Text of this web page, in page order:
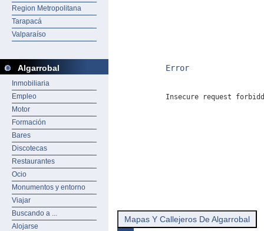
Region Metropolitana
Tarapacá
Valparaíso
Algarrobal
Inmobiliaria
Empleo
Motor
Formación
Bares
Discotecas
Restaurantes
Ocio
Monumentos y entorno
Viajar
Buscando a ...
Alojarse
Error
Insecure request
Mapas Y Callejeros De Algarrobal